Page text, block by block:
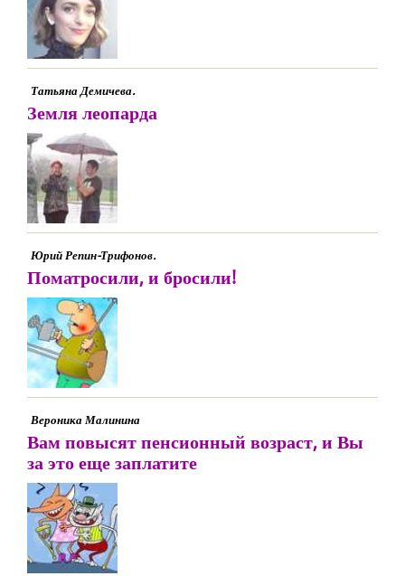
Татьяна Демичева.
Земля леопарда
Юрий Репин-Трифонов.
Поматросили, и бросили!
Вероника Малинина
Вам повысят пенсионный возраст, и Вы
за это еще заплатите